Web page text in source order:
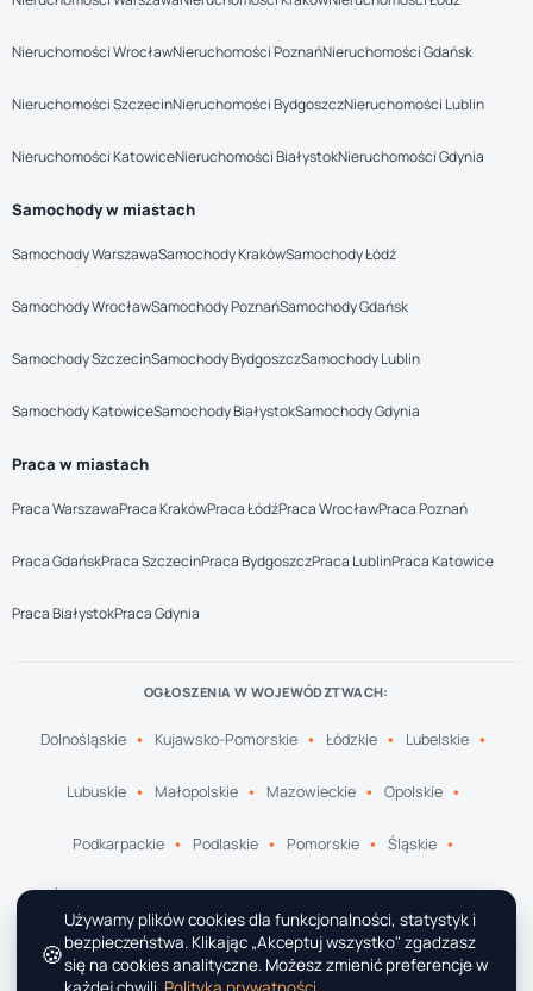
Nieruchomości WrocławNieruchomości PoznańNieruchomości Gdańsk
Nieruchomości SzczecinNieruchomości BydgoszczNieruchomości Lublin
Nieruchomości KatowiceNieruchomości BiałystokNieruchomości Gdynia
Samochody w miastach
Samochody WarszawaSamochody KrakówSamochody Łódź
Samochody WrocławSamochody PoznańSamochody Gdańsk
Samochody SzczecinSamochody BydgoszczSamochody Lublin
Samochody KatowiceSamochody BiałystokSamochody Gdynia
Praca w miastach
Praca WarszawaPraca KrakówPraca ŁódźPraca WrocławPraca Poznań
Praca GdańskPraca SzczecinPraca BydgoszczPraca LublinPraca Katowice
Praca BiałystokPraca Gdynia
OGŁOSZENIA W WOJEWÓDZTWACH:
Dolnośląskie Kujawsko-Pomorskie Łódzkie Lubelskie
Lubuskie Małopolskie Mazowieckie Opolskie
Podkarpackie Podlaskie Pomorskie Śląskie
Świętokrzyskie Warmińsko-Mazurskie Wielkopolskie
Zachodniopomorskie
🍪
Używamy plików cookies dla funkcjonalności, statystyk i
bezpieczeństwa. Klikając „Akceptuj wszystko" zgadzasz
się na cookies analityczne. Możesz zmienić preferencje w